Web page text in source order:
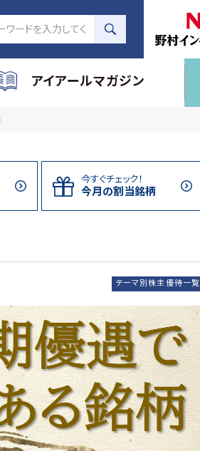
アイアールマガジン
今すぐチェック！
今月の割当銘柄
テーマ別株主優待一覧